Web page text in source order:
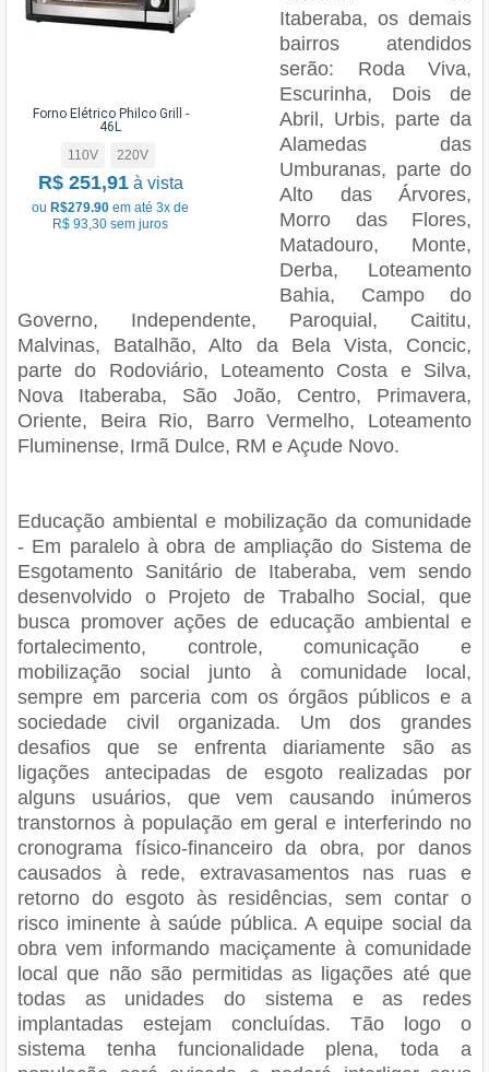
Forno Elétrico Philco Grill -
46L
110V
220V
R$ 251,91à vista
ou R$279.90 em até 3x de
R$ 93,30 sem juros
Itaberaba, os demais
bairros atendidos
serão: Roda Viva,
Escurinha, Dois de
Abril, Urbis, parte da
Alamedas das
Umburanas, parte do
Alto das Árvores,
Morro das Flores,
Matadouro, Monte,
Derba, Loteamento
Bahia, Campo do
Governo, Independente, Paroquial, Caititu,
Malvinas, Batalhão, Alto da Bela Vista, Concic,
parte do Rodoviário, Loteamento Costa e Silva,
Nova Itaberaba, São João, Centro, Primavera,
Oriente, Beira Rio, Barro Vermelho, Loteamento
Fluminense, Irmã Dulce, RM e Açude Novo.
Educação ambiental e mobilização da comunidade
- Em paralelo à obra de ampliação do Sistema de
Esgotamento Sanitário de Itaberaba, vem sendo
desenvolvido o Projeto de Trabalho Social, que
busca promover ações de educação ambiental e
fortalecimento, controle, comunicação e
mobilização social junto à comunidade local,
sempre em parceria com os órgãos públicos e a
sociedade civil organizada. Um dos grandes
desafios que se enfrenta diariamente são as
ligações antecipadas de esgoto realizadas por
alguns usuários, que vem causando inúmeros
transtornos à população em geral e interferindo no
cronograma físico-financeiro da obra, por danos
causados à rede, extravasamentos nas ruas e
retorno do esgoto às residências, sem contar o
risco iminente à saúde pública. A equipe social da
obra vem informando maciçamente à comunidade
local que não são permitidas as ligações até que
todas as unidades do sistema e as redes
implantadas estejam concluídas. Tão logo o
sistema tenha funcionalidade plena, toda a